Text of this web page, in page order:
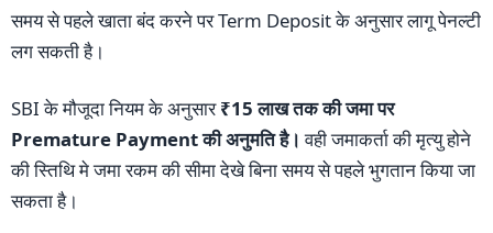
समय से पहले खाता बंद करने पर Term Deposit के अनुसार लागू पेनल्टी
लग सकती है।
SBI के मौजूदा नियम के अनुसार₹15 लाख तक की जमा पर
Premature Payment की अनुमति है। वही जमाकर्ता की मृत्यु होने
की स्तिथि मे जमा रकम की सीमा देखे बिना समय से पहले भुगतान किया जा
सकता है।